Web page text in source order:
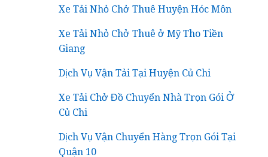
Xe Tải Nhỏ Chở Thuê Huyện Hóc Môn
Xe Tải Nhỏ Chở Thuê ở Mỹ Tho Tiền
Giang
Dịch Vụ Vận Tải Tại Huyện Củ Chi
Xe Tải Chở Đồ Chuyển Nhà Trọn Gói Ở
Củ Chi
Dịch Vụ Vận Chuyển Hàng Trọn Gói Tại
Quận 10